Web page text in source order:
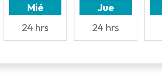
Mié
24 hrs
Jue
24 hrs